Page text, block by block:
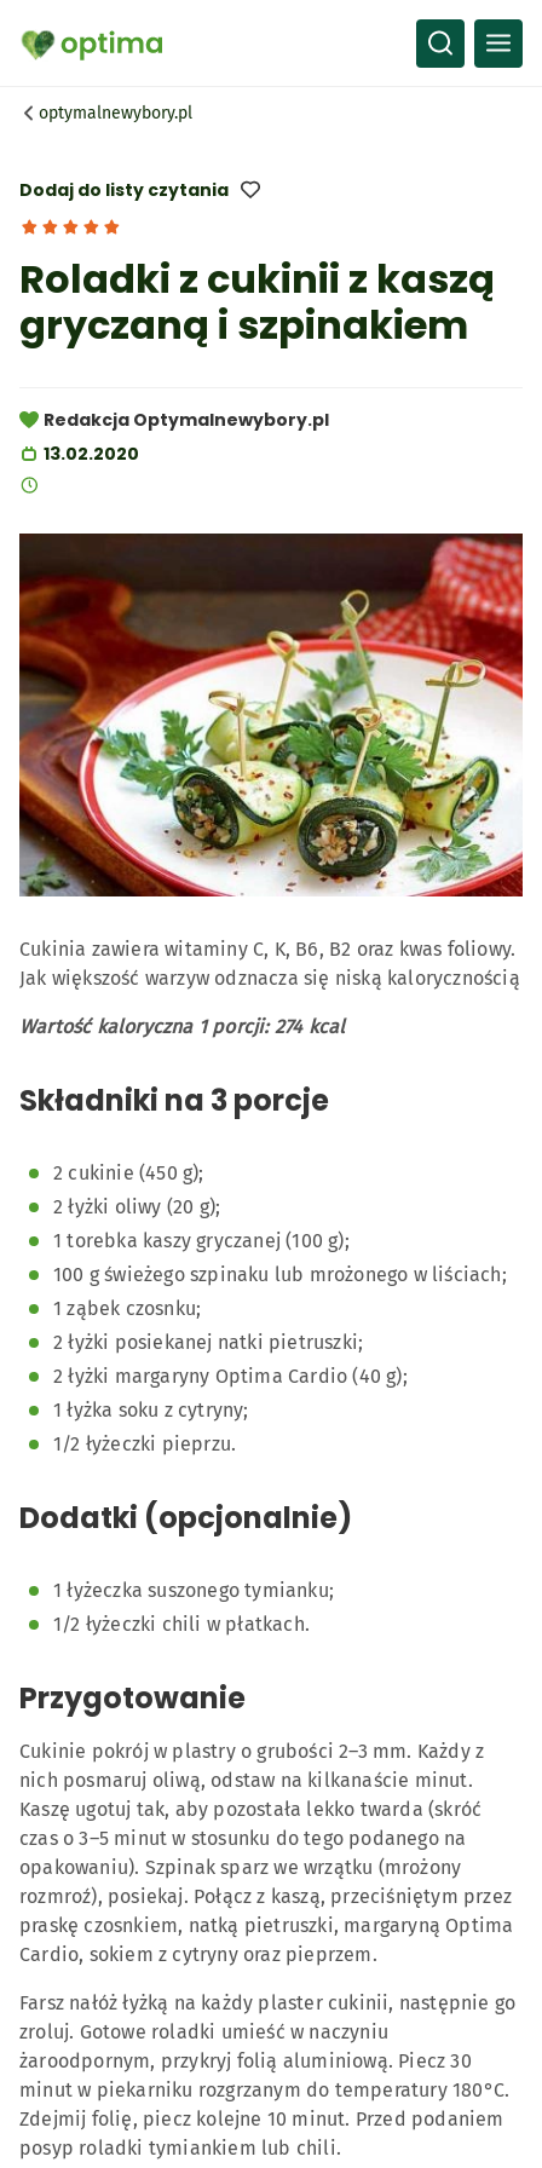
optymalnewybory.pl
Dodaj do listy czytania
Roladki z cukinii z kaszą
gryczaną i szpinakiem
Redakcja Optymalnewybory.pl
13.02.2020
Cukinia zawiera witaminy C, K, B6, B2 oraz kwas foliowy.
Jak większość warzyw odznacza się niską kalorycznością
Wartość kaloryczna 1 porcji: 274 kcal
Składniki na 3 porcje
2 cukinie (450 g);
2 łyżki oliwy (20 g);
1 torebka kaszy gryczanej (100 g);
100 g świeżego szpinaku lub mrożonego w liściach;
1 ząbek czosnku;
2 łyżki posiekanej natki pietruszki;
2 łyżki margaryny Optima Cardio (40 g);
1 łyżka soku z cytryny;
1/2 łyżeczki pieprzu.
Dodatki (opcjonalnie)
1 łyżeczka suszonego tymianku;
1/2 łyżeczki chili w płatkach.
Przygotowanie
Cukinie pokrój w plastry o grubości 2–3 mm. Każdy z
nich posmaruj oliwą, odstaw na kilkanaście minut.
Kaszę ugotuj tak, aby pozostała lekko twarda (skróć
czas o 3–5 minut w stosunku do tego podanego na
opakowaniu). Szpinak sparz we wrzątku (mrożony
rozmroź), posiekaj. Połącz z kaszą, przeciśniętym przez
praskę czosnkiem, natką pietruszki, margaryną Optima
Cardio, sokiem z cytryny oraz pieprzem.
Farsz nałóż łyżką na każdy plaster cukinii, następnie go
zroluj. Gotowe roladki umieść w naczyniu
żaroodpornym, przykryj folią aluminiową. Piecz 30
minut w piekarniku rozgrzanym do temperatury 180°C.
Zdejmij folię, piecz kolejne 10 minut. Przed podaniem
posyp roladki tymiankiem lub chili.